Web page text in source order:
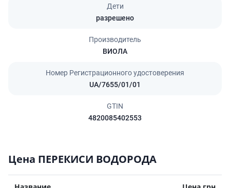
Дети
разрешено
Производитель
ВИОЛА
Номер Регистрационного удостоверения
UA/7655/01/01
GTIN
4820085402553
Цена ПЕРЕКИСИ ВОДОРОДА